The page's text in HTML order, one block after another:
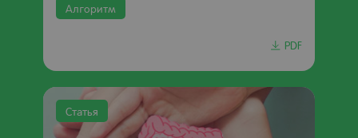
Алгоритм
PDF
Статья